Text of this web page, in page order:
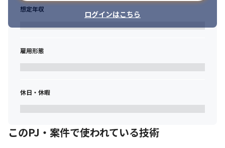
ログインはこちら
想定年収
雇用形態
休日・休暇
このPJ・案件で使われている技術